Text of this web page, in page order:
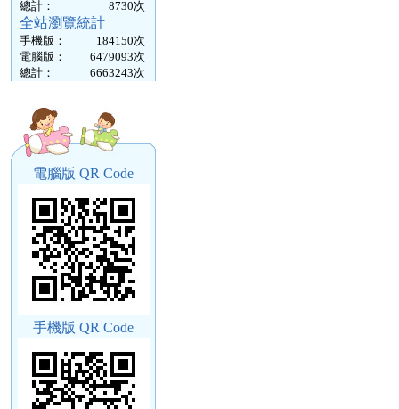
總計：
8730次
全站瀏覽統計
手機版： 184150次
電腦版：
6479093次
總計：
6663243次
電腦版 QR Code
手機版 QR Code